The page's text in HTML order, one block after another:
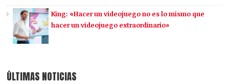
King: «Hacer un videojuego no es lo mismo que
hacer un videojuego extraordinario»
ÚLTIMAS NOTICIAS